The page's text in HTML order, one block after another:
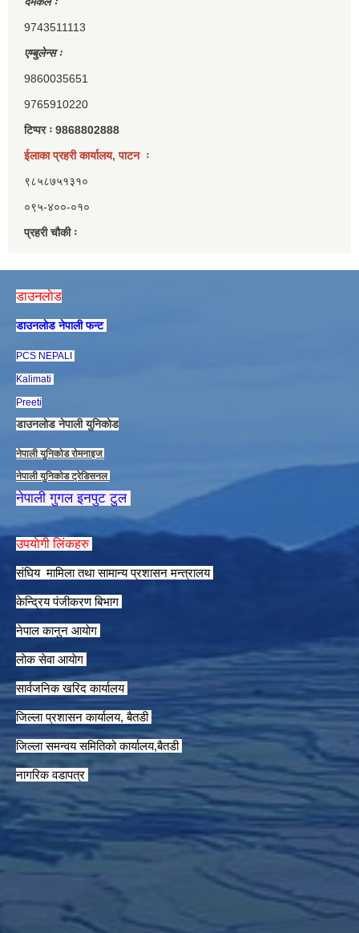
9743511113
एम्बुलेन्स ः
9860035651
9765910220
टिप्पर ः 9868802888
ईलाका प्रहरी कार्यालय, पाटन ः
९८५८७५१३१०
०९५-४००-०१०
प्रहरी चौकी ः
डाउनलाेड
डाउनलाेड नेपाली फन्ट
PCS NEPALI
Kalimati
Preeti
डाउनलाेड नेपाली युनिकाेड
नेपाली युनिकाेड राेमनाइज
नेपाली युनिकाेड ट्रेडिसनल
नेपाली गुगल इनपुट टुल
उपयाेगी लिंकहरु
संघिय मामिला तथा सामान्य प्रशासन मन्त्रालय
केन्द्रिय पंजीकरण बिभाग
नेपाल कानुन आयाेग
लाेक सेवा आयाेग
सार्वजनिक खरिद कार्यालय
जिल्ला प्रशासन कार्यालय, बैतडी
जिल्ला समन्वय समितिको कार्यालय,बैतडी
नागरिक वडापत्र